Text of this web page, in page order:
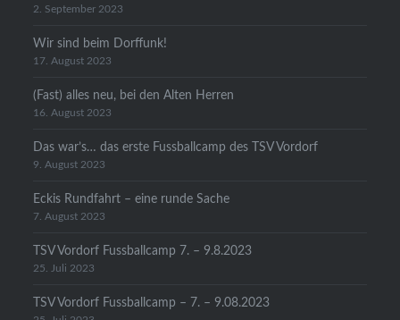
2. September 2023
Wir sind beim Dorffunk!
17. August 2023
(Fast) alles neu, bei den Alten Herren
16. August 2023
Das war’s… das erste Fussballcamp des TSV Vordorf
9. August 2023
Eckis Rundfahrt – eine runde Sache
7. August 2023
TSV Vordorf Fussballcamp 7. – 9.8.2023
25. Juli 2023
TSV Vordorf Fussballcamp – 7. – 9.08.2023